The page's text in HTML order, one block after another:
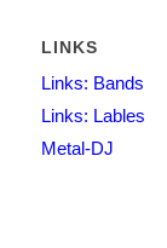
LINKS
Links: Bands
Links: Lables
Metal-DJ